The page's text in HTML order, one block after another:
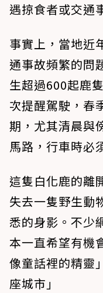
遇掠食者或交通
事實上，當地近
通事故頻繁的問
生超過600起鹿
次提醒駕駛，春
期，尤其清晨與
馬路，行車時必
這隻白化鹿的離
失去一隻野生動
悉的身影。不少
本一直希望有機
像童話裡的精靈
座城市」